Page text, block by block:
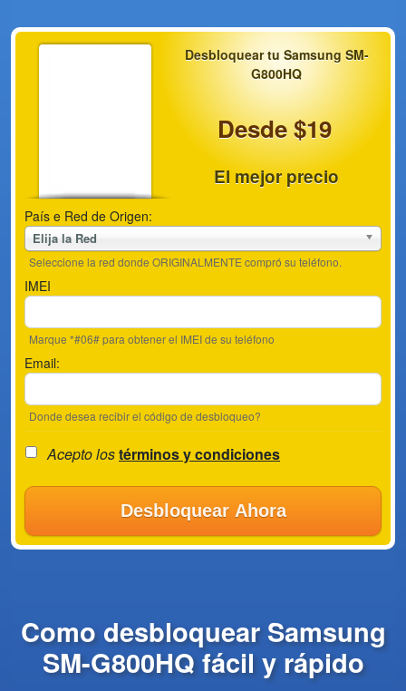
Desbloquear tu Samsung SM-
G800HQ
Desde $19
El mejor precio
País e Red de Origen:
Elija la Red
Seleccione la red donde ORIGINALMENTE compró su teléfono.
IMEI
Marque *#06# para obtener el IMEI de su teléfono
Email:
Donde desea recibir el código de desbloqueo?
Acepto lostérminos y condiciones
Desbloquear Ahora
Como desbloquear Samsung
SM-G800HQ fácil y rápido